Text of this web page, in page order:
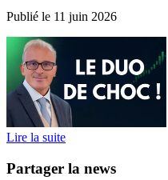
Publié le 11 juin 2026
Lire la suite
Partager la news